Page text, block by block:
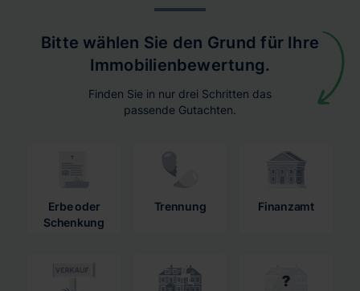
Bitte wählen Sie den Grund für Ihre
Immobilienbewertung.
Finden Sie in nur drei Schritten das
passende Gutachten.
Erbe oder
Schenkung
Trennung Finanzamt